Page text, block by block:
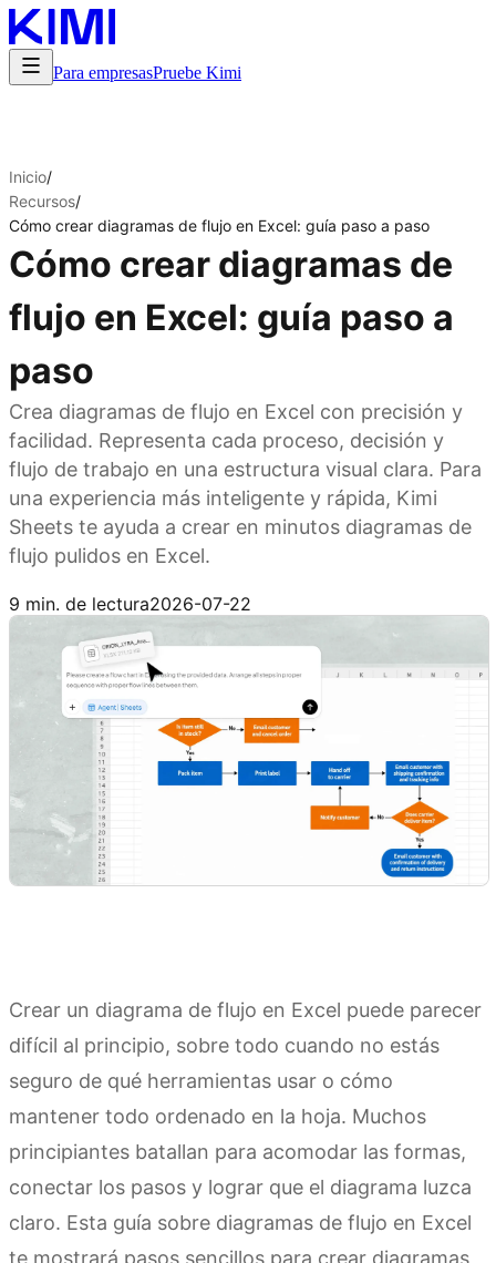
Para empresasPruebe Kimi
Inicio/
Recursos/
Cómo crear diagramas de flujo en Excel: guía paso a paso
Cómo crear diagramas de
flujo en Excel: guía paso a
paso
Crea diagramas de flujo en Excel con precisión y
facilidad. Representa cada proceso, decisión y
flujo de trabajo en una estructura visual clara. Para
una experiencia más inteligente y rápida, Kimi
Sheets te ayuda a crear en minutos diagramas de
flujo pulidos en Excel.
9 min. de lectura2026-07-22
Crear un diagrama de flujo en Excel puede parecer
difícil al principio, sobre todo cuando no estás
seguro de qué herramientas usar o cómo
mantener todo ordenado en la hoja. Muchos
principiantes batallan para acomodar las formas,
conectar los pasos y lograr que el diagrama luzca
claro. Esta guía sobre diagramas de flujo en Excel
te mostrará pasos sencillos para crear diagramas